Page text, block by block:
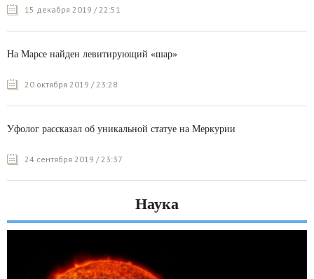
15 декабря 2019 / 22:51
На Марсе найден левитирующий «шар»
20 октября 2019 / 23:28
Уфолог рассказал об уникальной статуе на Меркурии
24 сентября 2019 / 23:37
Наука